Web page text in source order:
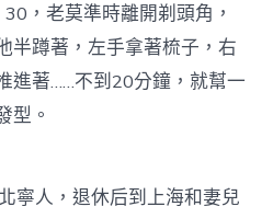
，老莫準時離開剃頭角，
半蹲著，左手拿著梳子，右
進著……不到20分鐘，就幫一
型。
人，退休后到上海和妻兒